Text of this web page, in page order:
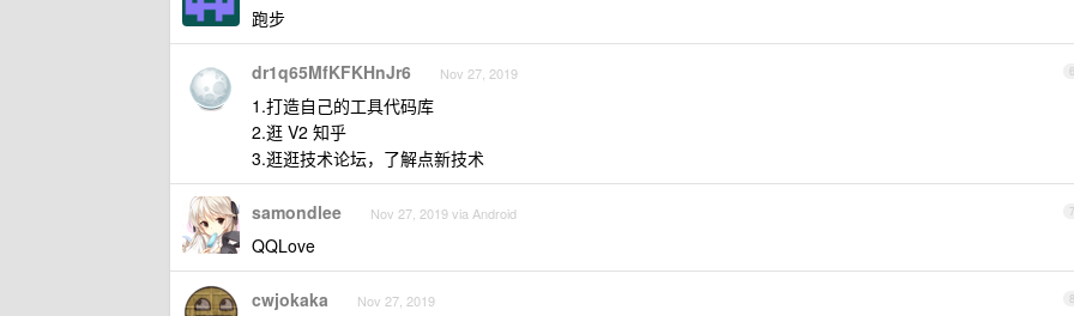
跑步
6
dr1q65MfKFKHnJr6 Nov 27, 2019
1.打造自己的工具代码库
2.逛 V2 知乎
3.逛逛技术论坛，了解点新技术
7
samondlee Nov 27, 2019 via Android
QQLove
8
cwjokaka Nov 27, 2019